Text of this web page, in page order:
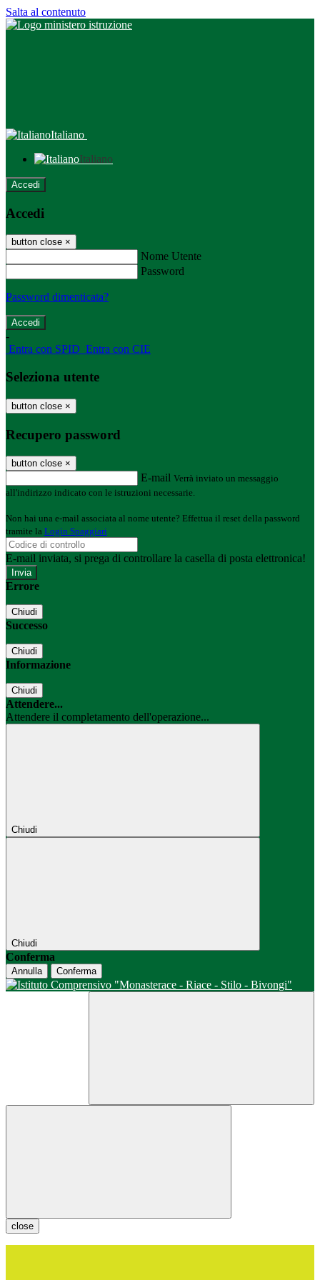
Salta al contenuto
Italiano
Italiano
Accedi
Accedi
button close ×
Nome Utente
Password
Password dimenticata?
-
Entra con SPID Entra con CIE
Seleziona utente
button close ×
Recupero password
button close ×
E-mail Verrà inviato un messaggio
all'indirizzo indicato con le istruzioni necessarie.
Non hai una e-mail associata al nome utente? Effettua il reset della password
tramite la Login Spaggiari
E-mail inviata, si prega di controllare la casella di posta elettronica!
Errore
Chiudi
Successo
Chiudi
Informazione
Chiudi
Attendere...
Attendere il completamento dell'operazione...
Chiudi
Chiudi
Conferma
Annulla Conferma
close